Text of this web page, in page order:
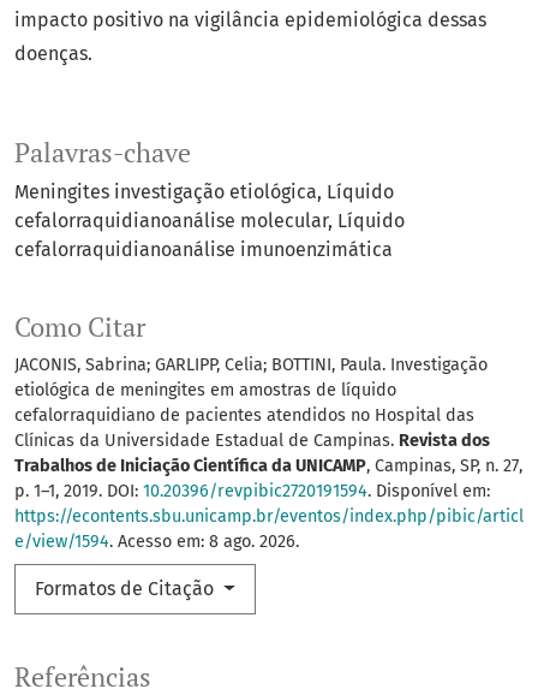
Palavras-chave
Meningites investigação etiológica Líquido
cefalorraquidianoanálise molecular Líquido
cefalorraquidianoanálise imunoenzimática
Como Citar
JACONIS, Sabrina; GARLIPP, Celia; BOTTINI, Paula. Investigação
etiológica de meningites em amostras de líquido
cefalorraquidiano de pacientes atendidos no Hospital das
Clínicas da Universidade Estadual de Campinas. Revista dos
Trabalhos de Iniciação Científica da UNICAMP, Campinas, SP, n. 27,
p. 1–1, 2019. DOI: 10.20396/revpibic2720191594. Disponível em:
https://econtents.sbu.unicamp.br/eventos/index.php/pibic/articl
e/view/1594. Acesso em: 8 ago. 2026.
Formatos de Citação
impacto positivo na vigilância epidemiológica dessas
doenças.
Referências